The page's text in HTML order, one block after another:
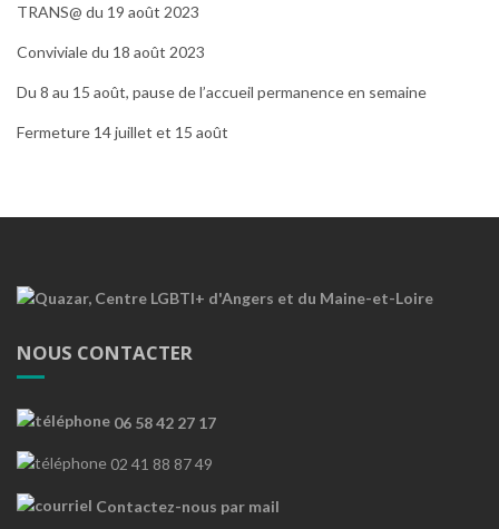
TRANS@ du 19 août 2023
Conviviale du 18 août 2023
Du 8 au 15 août, pause de l’accueil permanence en semaine
Fermeture 14 juillet et 15 août
NOUS CONTACTER
06 58 42 27 17
02 41 88 87 49
Contactez-nous par mail